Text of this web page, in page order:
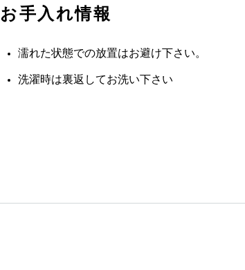
お手入れ情報
濡れた状態での放置はお避け下さい。
洗濯時は裏返してお洗い下さい